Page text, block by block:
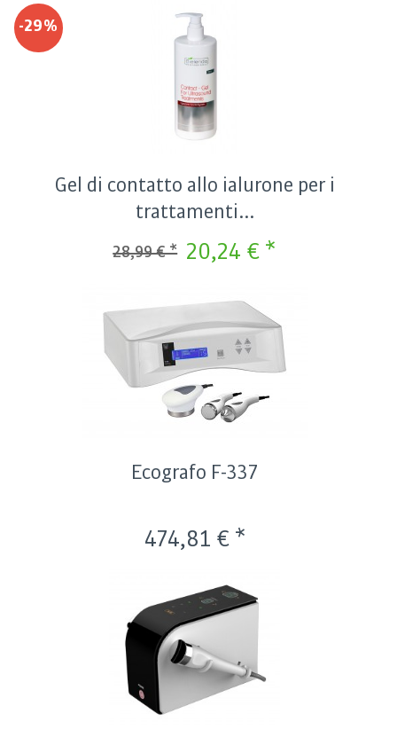
-29%
Gel di contatto allo ialurone per i
trattamenti...
20,24 € *
28,99 € *
Ecografo F-337
474,81 € *